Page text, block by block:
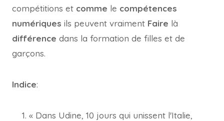
compétitions et comme le compétences
numériques ils peuvent vraiment Faire là
différence dans la formation de filles et de
garçons.
Indice:
« Dans Udine, 10 jours qui unissent l'Italie,